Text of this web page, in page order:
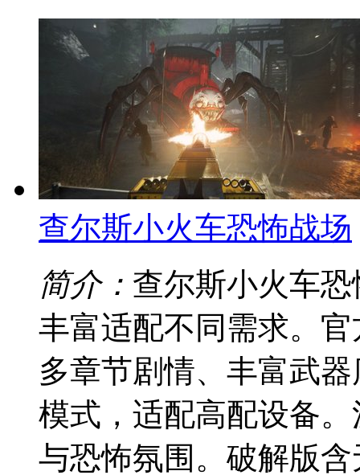
查尔斯小火车恐怖战场
简介： 查尔斯小火车
丰富适配不同需求。
多章节剧情、丰富武
模式，适配高配设备
与恐怖氛围。破解版